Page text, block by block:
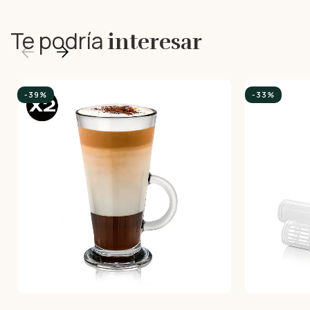
Te podríainteresar
-39% -33%